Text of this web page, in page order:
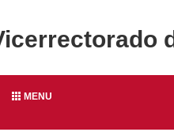
MENU